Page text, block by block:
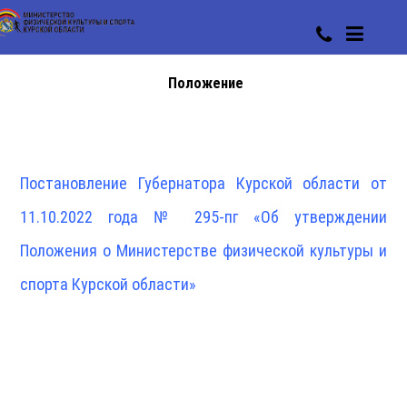
Положение
Постановление Губернатора Курской области от
11.10.2022 года № 295-пг «Об утверждении
Положения о Министерстве физической культуры и
спорта Курской области»